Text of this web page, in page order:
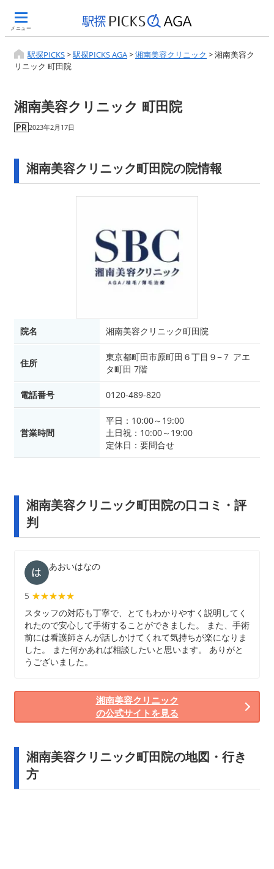
メニュー
駅探PICKS>駅探PICKS AGA>湘南美容クリニック >湘南美容ク
リニック 町田院
湘南美容クリニック 町田院
2023年2月17日
湘南美容クリニック町田院の院情報
院名 湘南美容クリニック町田院
住所
東京都町田市原町田６丁目９−７ アエ
タ町田 7階
電話番号 0120-489-820
営業時間
平日：10:00～19:00
土日祝：10:00～19:00
定休日：要問合せ
湘南美容クリニック町田院の口コミ・評
判
あおいはなの
5 ★★★★★
★★★★★
スタッフの対応も丁寧で、とてもわかりやすく説明してく
れたので安心して手術することができました。 また、手術
前には看護師さんが話しかけてくれて気持ちが楽になりま
した。 また何かあれば相談したいと思います。 ありがと
うございました。
湘南美容クリニック
の公式サイトを見る
湘南美容クリニック町田院の地図・行き
方